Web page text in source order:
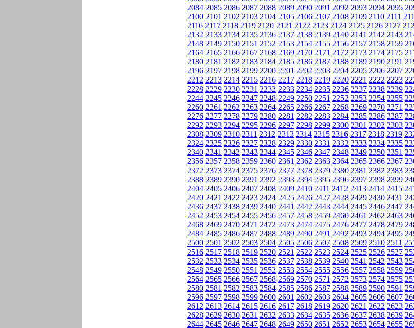
2084 2085 2086 2087 2088 2089 2090 2091 2092 2093 2094 2095
2100 2101 2102 2103 2104 2105 2106 2107 2108 2109 2110 2111
2116 2117 2118 2119 2120 2121 2122 2123 2124 2125 2126 2127
2132 2133 2134 2135 2136 2137 2138 2139 2140 2141 2142 2143
2148 2149 2150 2151 2152 2153 2154 2155 2156 2157 2158 2159
2164 2165 2166 2167 2168 2169 2170 2171 2172 2173 2174 2175
2180 2181 2182 2183 2184 2185 2186 2187 2188 2189 2190 2191
2196 2197 2198 2199 2200 2201 2202 2203 2204 2205 2206 2207
2212 2213 2214 2215 2216 2217 2218 2219 2220 2221 2222 2223
2228 2229 2230 2231 2232 2233 2234 2235 2236 2237 2238 2239
2244 2245 2246 2247 2248 2249 2250 2251 2252 2253 2254 2255
2260 2261 2262 2263 2264 2265 2266 2267 2268 2269 2270 2271
2276 2277 2278 2279 2280 2281 2282 2283 2284 2285 2286 2287
2292 2293 2294 2295 2296 2297 2298 2299 2300 2301 2302 2303
2308 2309 2310 2311 2312 2313 2314 2315 2316 2317 2318 2319
2324 2325 2326 2327 2328 2329 2330 2331 2332 2333 2334 2335
2340 2341 2342 2343 2344 2345 2346 2347 2348 2349 2350 2351
2356 2357 2358 2359 2360 2361 2362 2363 2364 2365 2366 2367
2372 2373 2374 2375 2376 2377 2378 2379 2380 2381 2382 2383
2388 2389 2390 2391 2392 2393 2394 2395 2396 2397 2398 2399
2404 2405 2406 2407 2408 2409 2410 2411 2412 2413 2414 2415
2420 2421 2422 2423 2424 2425 2426 2427 2428 2429 2430 2431
2436 2437 2438 2439 2440 2441 2442 2443 2444 2445 2446 2447
2452 2453 2454 2455 2456 2457 2458 2459 2460 2461 2462 2463
2468 2469 2470 2471 2472 2473 2474 2475 2476 2477 2478 2479
2484 2485 2486 2487 2488 2489 2490 2491 2492 2493 2494 2495
2500 2501 2502 2503 2504 2505 2506 2507 2508 2509 2510 2511
2516 2517 2518 2519 2520 2521 2522 2523 2524 2525 2526 2527
2532 2533 2534 2535 2536 2537 2538 2539 2540 2541 2542 2543
2548 2549 2550 2551 2552 2553 2554 2555 2556 2557 2558 2559
2564 2565 2566 2567 2568 2569 2570 2571 2572 2573 2574 2575
2580 2581 2582 2583 2584 2585 2586 2587 2588 2589 2590 2591
2596 2597 2598 2599 2600 2601 2602 2603 2604 2605 2606 2607
2612 2613 2614 2615 2616 2617 2618 2619 2620 2621 2622 2623
2628 2629 2630 2631 2632 2633 2634 2635 2636 2637 2638 2639
2644 2645 2646 2647 2648 2649 2650 2651 2652 2653 2654 2655